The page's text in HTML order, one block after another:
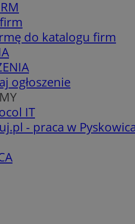
do katalogu firm
ogłoszenie
IT
- praca w